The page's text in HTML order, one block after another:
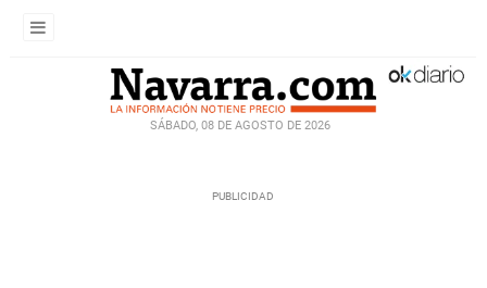
SÁBADO, 08 DE AGOSTO DE 2026